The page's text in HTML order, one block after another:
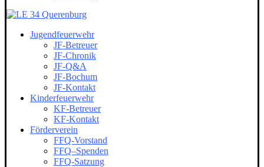
Jugendfeuerwehr
JF-Betreuer
JF-Chronik
JF-Q&A
JF-Bochum
JF-Kontakt
Kinderfeuerwehr
KF-Betreuer
KF-Kontakt
Förderverein
FFQ-Vorstand
FFQ–Spenden
FFQ-Satzung